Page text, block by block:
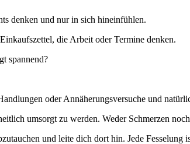
denken und nur in sich hineinfühlen.
die Arbeit oder Termine denken.
spannend?
oder Annäherungsversuche und
umsorgt zu werden. Weder Schmerzen
und leite dich dort hin. Jede